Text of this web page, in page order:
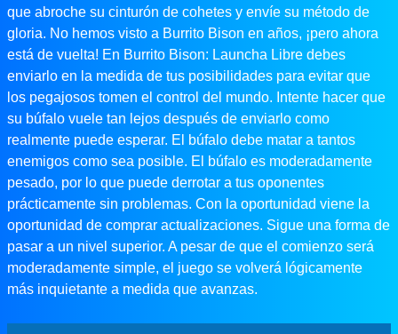
que abroche su cinturón de cohetes y envíe su método de
gloria. No hemos visto a Burrito Bison en años, ¡pero ahora
está de vuelta! En Burrito Bison: Launcha Libre debes
enviarlo en la medida de tus posibilidades para evitar que
los pegajosos tomen el control del mundo. Intente hacer que
su búfalo vuele tan lejos después de enviarlo como
realmente puede esperar. El búfalo debe matar a tantos
enemigos como sea posible. El búfalo es moderadamente
pesado, por lo que puede derrotar a tus oponentes
prácticamente sin problemas. Con la oportunidad viene la
oportunidad de comprar actualizaciones. Sigue una forma de
pasar a un nivel superior. A pesar de que el comienzo será
moderadamente simple, el juego se volverá lógicamente
más inquietante a medida que avanzas.